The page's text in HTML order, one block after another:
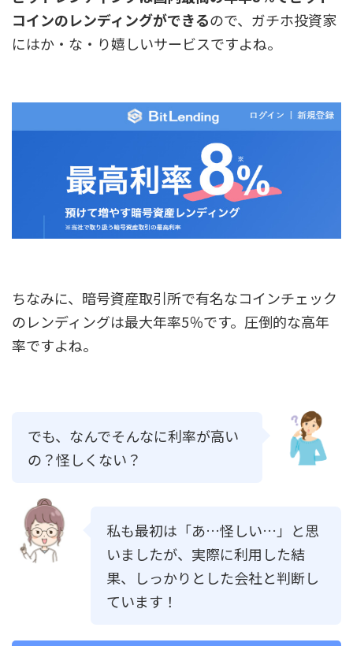
コインのレンディングができるので、ガチホ投資家
にはか・な・り嬉しいサービスですよね。
ちなみに、暗号資産取引所で有名なコインチェック
のレンディングは最大年率5％です。圧倒的な高年
率ですよね。
でも、なんでそんなに利率が高い
の？怪しくない？
私も最初は「あ…怪しい…」と思
いましたが、実際に利用した結
果、しっかりとした会社と判断し
ています！